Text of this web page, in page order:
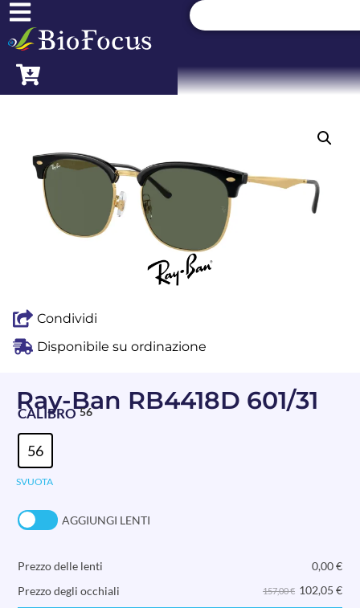
Condividi
Disponibile su ordinazione
Ray-Ban RB4418D 601/31
CALIBRO 56
56
SVUOTA
AGGIUNGI LENTI
Prezzo delle lenti 0,00€
Prezzo degli occhiali
157,00 € 102,05 €